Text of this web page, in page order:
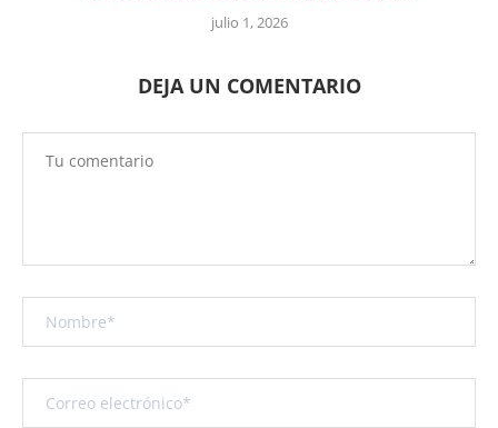
julio 1, 2026
DEJA UN COMENTARIO